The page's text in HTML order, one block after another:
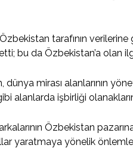
tarafının verilerine
bu da Özbekistan’a olan
dünya mirası alanlarının
alanlarda işbirliği
Özbekistan
yaratmaya yönelik önlemler